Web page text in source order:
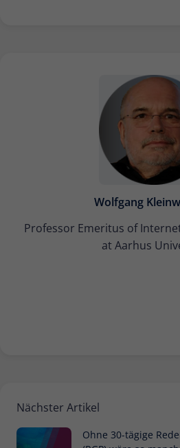
Wolfgang
Professor Emeritus of
at Aarhus
Nächster Artikel
Ohne 30-tägige